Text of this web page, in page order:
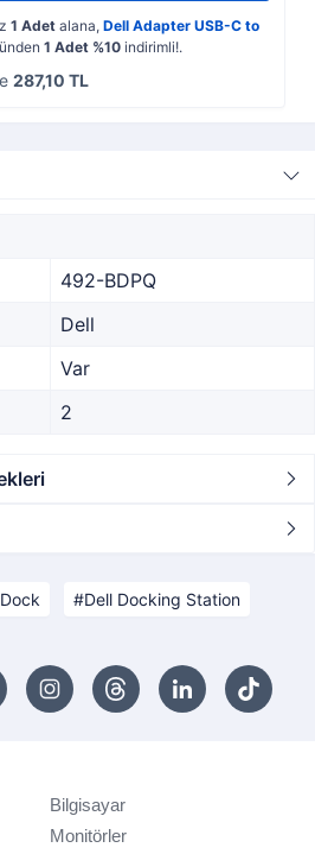
1 Adet alana, Dell Adapter USB-C to
1 Adet %10 indirimli!.
287,10 TL
492-BDPQ
Dell
Var
2
Dell Docking Station
Bilgisayar
Monitörler